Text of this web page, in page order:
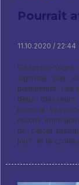
Pourrait
11.10.2020 / 22:44
Gazprom-
signifiait pas
pleinement. Les
deux
nominal
notons
de calcul
jou?, et la